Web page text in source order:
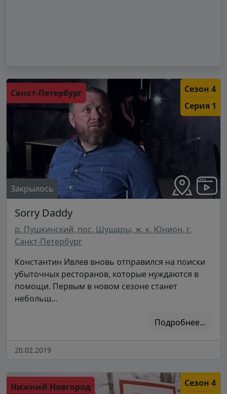
Санкт-Петербург
Сезон 4
Серия 1
Закрылось
Sorry Daddy
р. Пушкинский, пос. Шушары, ж. к. Юнион, г.
Санкт-Петербург
Константин Ивлев вновь отправился на поиски
убыточных ресторанов, которые нуждаются в
помощи. Первым в новом сезоне станет
небольш...
Подробнее...
20.02.2019
Нижний Новгород
Сезон 4